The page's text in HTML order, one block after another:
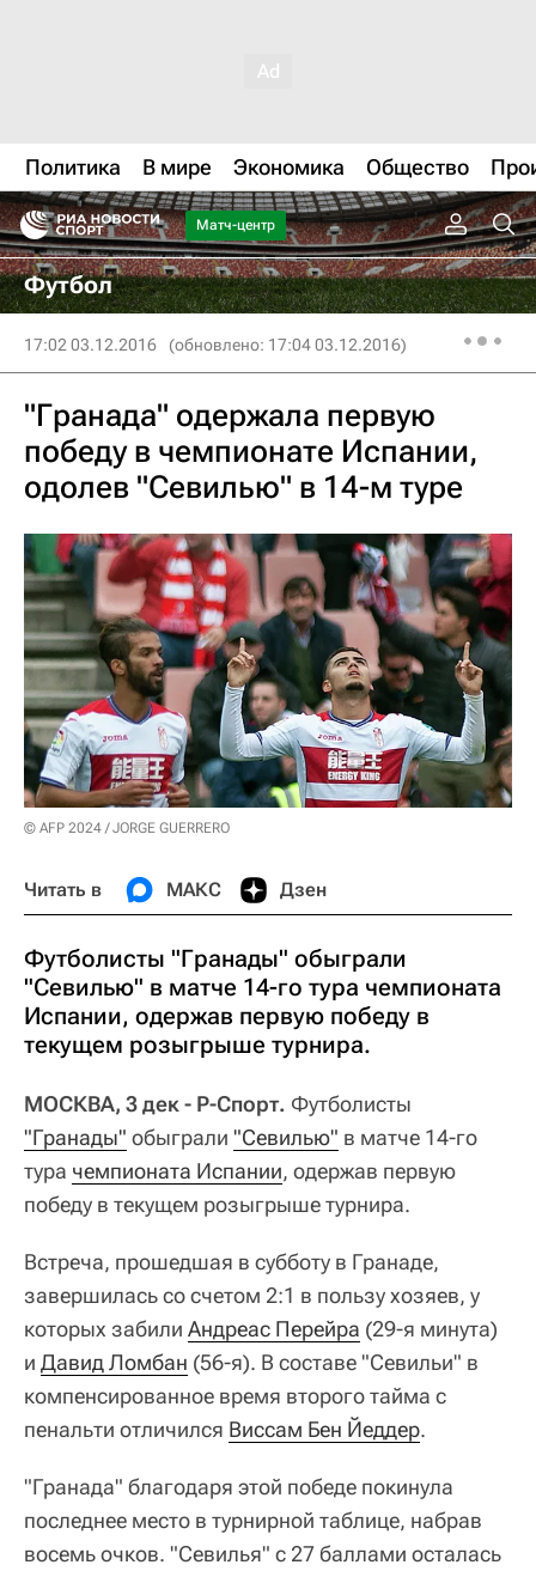
Политика В мире Экономика Общество
Матч-центр
Футбол
17:02 03.12.2016 (обновлено: 17:04 03.12.2016)
"Гранада" одержала первую
победу в чемпионате Испании,
одолев "Севилью" в 14-м туре
© AFP 2024 / JORGE GUERRERO
Читать в МАКС Дзен
Футболисты "Гранады" обыграли
"Севилью" в матче 14-го тура чемпионата
Испании, одержав первую победу в
текущем розыгрыше турнира.
МОСКВА, 3 дек - Р-Спорт. Футболисты
"Гранады" обыграли "Севилью" в матче 14-го
тура чемпионата Испании, одержав первую
победу в текущем розыгрыше турнира.
Встреча, прошедшая в субботу в Гранаде,
завершилась со счетом 2:1 в пользу хозяев, у
которых забили Андреас Перейра (29-я минута)
и Давид Ломбан (56-я). В составе "Севильи" в
компенсированное время второго тайма с
пенальти отличился Виссам Бен Йеддер.
"Гранада" благодаря этой победе покинула
последнее место в турнирной таблице, набрав
восемь очков. "Севилья" с 27 баллами осталась